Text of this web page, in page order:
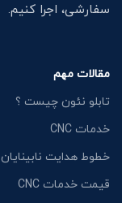
سفارشی، اجرا کنیم.
مقالات مهم
تابلو نئون چیست ؟
خدمات CNC
خطوط هدایت نابینایان
قیمت خدمات CNC